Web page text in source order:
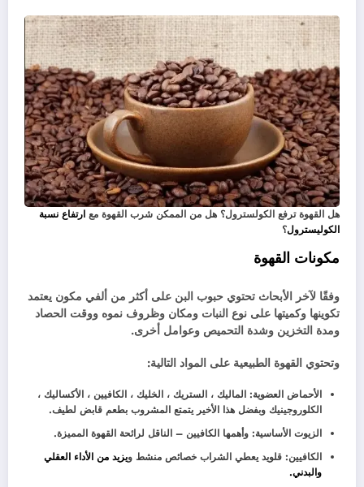
هل القهوة ترفع الكولسترول؟ هل من الممكن شرب القهوة مع ارتفاع نسبة
الكوليسترول؟
مكونات القهوة
وفقًا لآخر الأبحاث تحتوي حبوب البن على أكثر من ألفي مكون يعتمد
تكوينها وكميتها على نوع النبات ومكان وظروف نموه ووقت الحصاد
ومدة التخزين وشدة التحميص وعوامل أخرى.
وتحتوي القهوة الطبيعية على المواد التالية:
الأحماض العضوية: الماليك ، الستريك ، الخليك ، الكافيين ، الأكساليك ،
الكلوروجينيك وبفضل هذا الأخير يتمتع المشروب بطعم قابض لطيف.
الزيوت الأساسية: وأهمها الكافيين – الناقل لرائحة القهوة المميزة.
الكافيين: قلويد يعطي الشراب خصائص منشط ويزيد من الأداء العقلي
والبدني.